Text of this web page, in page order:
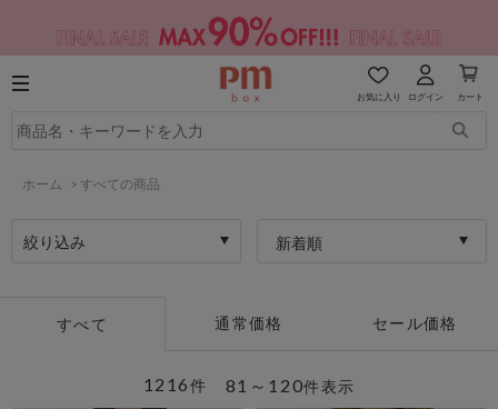
お気に入り ログイン カート
ホーム > すべての商品
絞り込み 新着順
すべて 通常価格 セール価格
81～120件表示
1216件